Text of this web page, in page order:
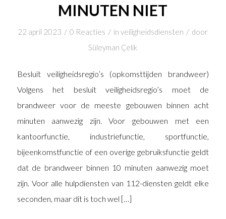
MINUTEN NIET
22 april 2023 / 0 Reacties / inveiligheidsdiensten / door
Süleyman Çelik
Besluit veiligheidsregio’s (opkomsttijden brandweer)
Volgens het besluit veiligheidsregio’s moet de
brandweer voor de meeste gebouwen binnen acht
minuten aanwezig zijn. Voor gebouwen met een
kantoorfunctie, industriefunctie, sportfunctie,
bijeenkomstfunctie of een overige gebruiksfunctie geldt
dat de brandweer binnen 10 minuten aanwezig moet
zijn. Voor alle hulpdiensten van 112-diensten geldt elke
seconden, maar dit is toch wel […]